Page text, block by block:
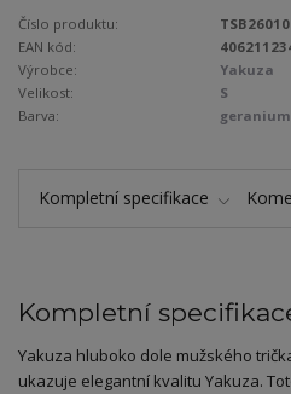
Číslo produktu:
EAN kód:
Výrobce:
Yakuza
Velikost:
S
Barva:
geranium
Kompletní specifikace
Kompletní
Yakuza hluboko dole mužského
ukazuje elegantní kvalitu Yakuza.